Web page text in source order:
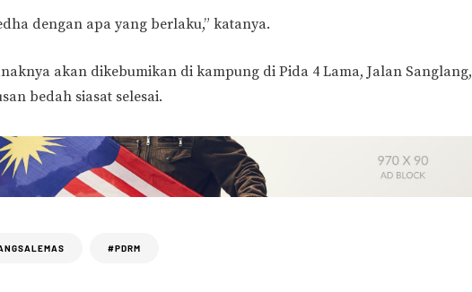
dengan apa yang berlaku,” katanya.
akan dikebumikan di kampung di Pida 4 Lama, Jalan Sanglang,
bedah siasat selesai.
#PDRM